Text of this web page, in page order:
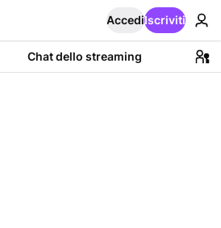
AccediIscriviti
Chat dello streaming